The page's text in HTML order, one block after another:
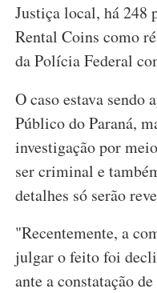
Justiça local, há 248
Rental Coins como
da Polícia Federal
O caso estava
Público do Paraná,
investigação por
ser criminal e
detalhes só serão
"Recentemente, a
julgar o feito foi
ante a constatação